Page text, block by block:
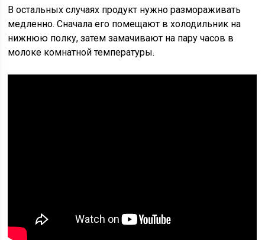
В остальных случаях продукт нужно размораживать
медленно. Сначала его помещают в холодильник на
нижнюю полку, затем замачивают на пару часов в
молоке комнатной температуры.